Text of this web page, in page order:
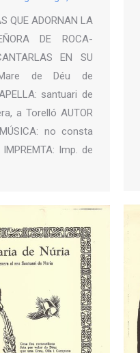
QUE ADORNAN LA
DE ROCA-
EN SU
Mare de Déu de
santuari de
a Torelló AUTOR
no consta
Imp. de